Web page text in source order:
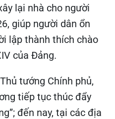
lại nhà cho người
giúp người dân ổn
lập thành thích chào
của Đảng.
tướng Chính phủ,
tiếp tục thúc đẩy
đến nay, tại các địa